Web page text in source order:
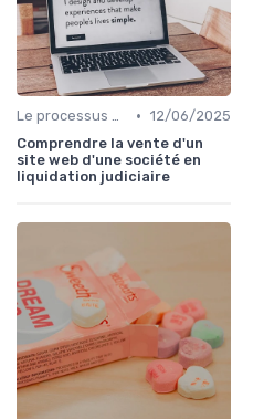
Le processus d'acquisition • 12/06/2025
Comprendre la vente d'un
site web d'une société en
liquidation judiciaire